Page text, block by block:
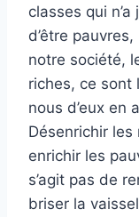
classes qui
d’être
notre société,
riches, ce sont
nous d’eux en
Désenrichir les
enrichir les
s’agit pas de
briser la